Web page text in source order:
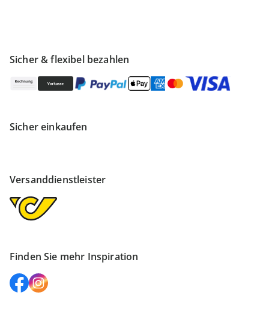
Sicher & flexibel bezahlen
Sicher einkaufen
Versanddienstleister
Finden Sie mehr Inspiration